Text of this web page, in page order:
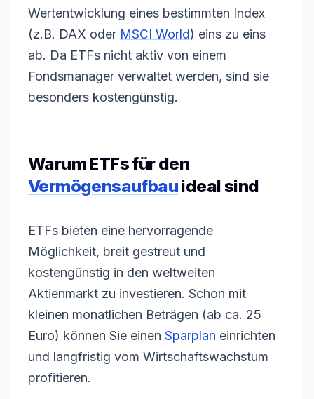
Wertentwicklung eines bestimmten Index
(z.B. DAX oder MSCI World) eins zu eins
ab. Da ETFs nicht aktiv von einem
Fondsmanager verwaltet werden, sind sie
besonders kostengünstig.
Warum ETFs für den
Vermögensaufbauideal sind
ETFs bieten eine hervorragende
Möglichkeit, breit gestreut und
kostengünstig in den weltweiten
Aktienmarkt zu investieren. Schon mit
kleinen monatlichen Beträgen (ab ca. 25
Euro) können Sie einen Sparplan einrichten
und langfristig vom Wirtschaftswachstum
profitieren.